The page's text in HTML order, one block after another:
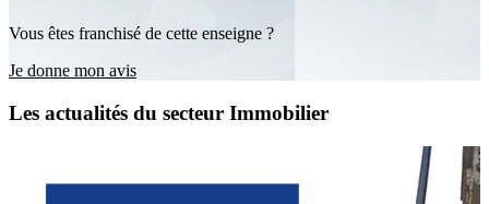
Vous êtes franchisé de cette enseigne ?
Je donne mon avis
Les actualités du secteur Immobilier